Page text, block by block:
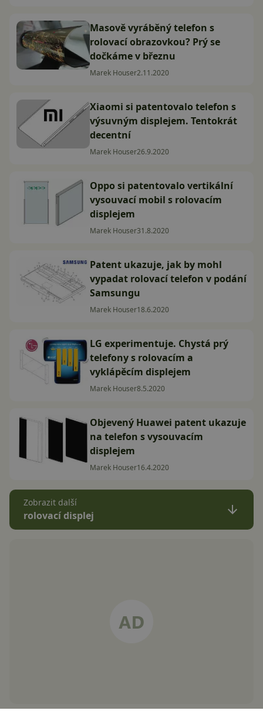
Masově vyráběný telefon s
rolovací obrazovkou? Prý se
dočkáme v březnu
Marek Houser2.11.2020
Xiaomi si patentovalo telefon s
výsuvným displejem. Tentokrát
decentní
Marek Houser26.9.2020
Oppo si patentovalo vertikální
vysouvací mobil s rolovacím
displejem
Marek Houser31.8.2020
Patent ukazuje, jak by mohl
vypadat rolovací telefon v podání
Samsungu
Marek Houser18.6.2020
LG experimentuje. Chystá prý
telefony s rolovacím a
vyklápěcím displejem
Marek Houser8.5.2020
Objevený Huawei patent ukazuje
na telefon s vysouvacím
displejem
Marek Houser16.4.2020
Zobrazit další
rolovací displej